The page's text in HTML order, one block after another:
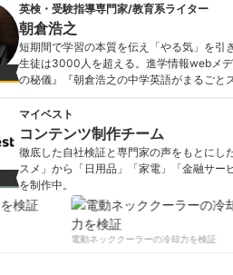
英検・受験指導専門家/教育系ライター
朝倉浩之
短期間で学習の本質を伝え「やる気」を引
生徒は3000人を超える。進学情報webメ
の秘儀』『朝倉浩之の中学英語がまるご
朝倉浩之のプロフィール
マイベスト
コンテンツ制作チーム
徹底した自社検証と専門家の声をもとに
スメ」から「日用品」「家電」「金融サー
を制作中。
コンテンツ制作チームのプロフィール
電動ネッククーラーの冷却力を検証